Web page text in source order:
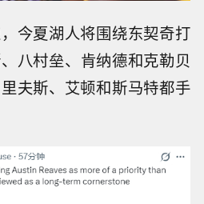
今夏湖人将围绕东契奇打
、 八村垒、肯纳德和克勒贝
夫斯、艾顿和斯马特都手